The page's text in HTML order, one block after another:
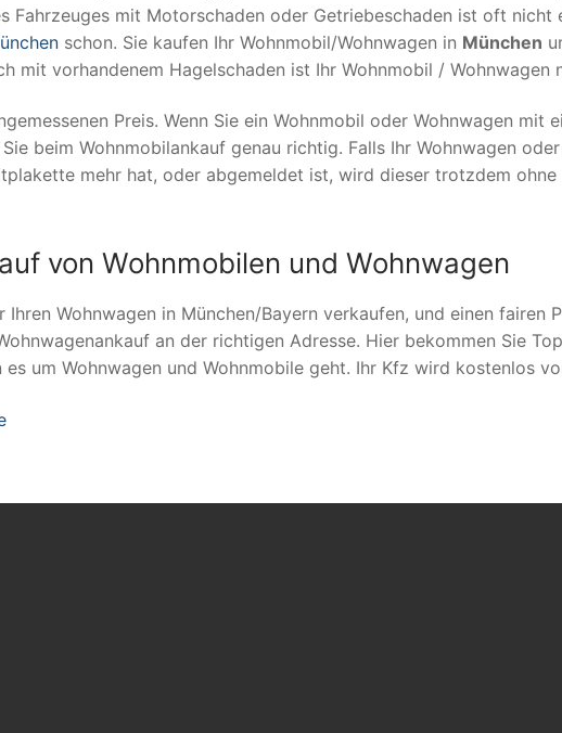
Fahrzeuges mit Motorschaden oder Getriebeschaden ist oft nicht
schon. Sie kaufen Ihr Wohnmobil/Wohnwagen in München
mit vorhandenem Hagelschaden ist Ihr Wohnmobil / Wohnwagen
Preis. Wenn Sie ein Wohnmobil oder Wohnwagen mit
beim Wohnmobilankauf genau richtig. Falls Ihr Wohnwagen
mehr hat, oder abgemeldet ist, wird dieser trotzdem ohne
von Wohnmobilen und Wohnwagen
Ihren Wohnwagen in München/Bayern verkaufen, und einen fairen
an der richtigen Adresse. Hier bekommen Sie
es um Wohnwagen und Wohnmobile geht. Ihr Kfz wird kostenlos